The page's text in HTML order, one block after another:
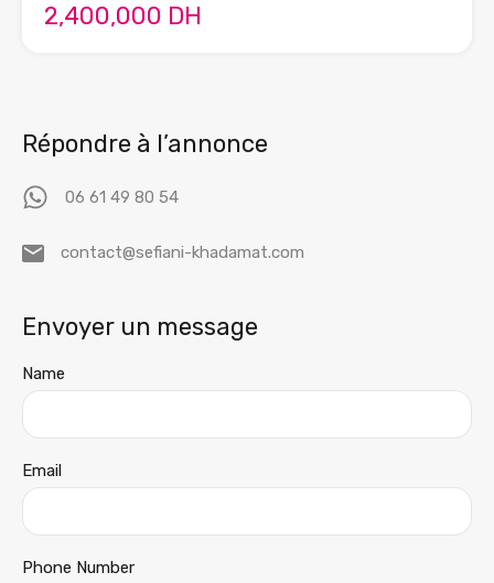
2,400,000 DH
Répondre à l’annonce
06 61 49 80 54
contact@sefiani-khadamat.com
Envoyer un message
Name
Email
Phone Number